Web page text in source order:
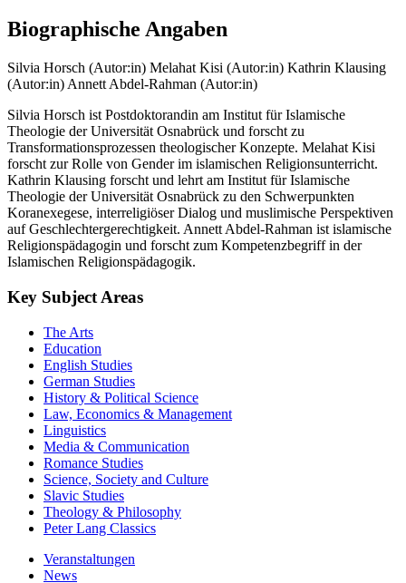
Biographische Angaben
Silvia Horsch (Autor:in) Melahat Kisi (Autor:in) Kathrin Klausing
(Autor:in) Annett Abdel-Rahman (Autor:in)
Silvia Horsch ist Postdoktorandin am Institut für Islamische
Theologie der Universität Osnabrück und forscht zu
Transformationsprozessen theologischer Konzepte. Melahat Kisi
forscht zur Rolle von Gender im islamischen Religionsunterricht.
Kathrin Klausing forscht und lehrt am Institut für Islamische
Theologie der Universität Osnabrück zu den Schwerpunkten
Koranexegese, interreligiöser Dialog und muslimische Perspektiven
auf Geschlechtergerechtigkeit. Annett Abdel-Rahman ist islamische
Religionspädagogin und forscht zum Kompetenzbegriff in der
Islamischen Religionspädagogik.
Key Subject Areas
The Arts
Education
English Studies
German Studies
History & Political Science
Law, Economics & Management
Linguistics
Media & Communication
Romance Studies
Science, Society and Culture
Slavic Studies
Theology & Philosophy
Peter Lang Classics
Veranstaltungen
News